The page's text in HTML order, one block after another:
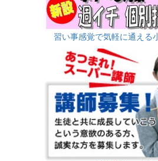
習い事感覚で気軽に通える